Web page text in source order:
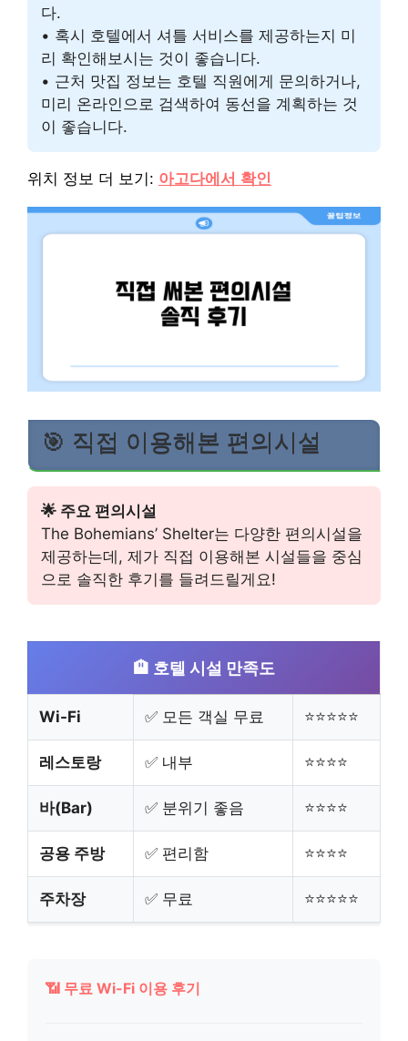
다.
• 혹시 호텔에서 셔틀 서비스를 제공하는지 미
리 확인해보시는 것이 좋습니다.
• 근처 맛집 정보는 호텔 직원에게 문의하거나,
미리 온라인으로 검색하여 동선을 계획하는 것
이 좋습니다.
위치 정보 더 보기: 아고다에서 확인
🎯 직접 이용해본 편의시설
🌟 주요 편의시설
The Bohemians’ Shelter는 다양한 편의시설을
제공하는데, 제가 직접 이용해본 시설들을 중심
으로 솔직한 후기를 들려드릴게요!
🏨 호텔 시설 만족도
Wi-Fi ✅ 모든 객실 무료 ⭐⭐⭐⭐⭐
레스토랑 ✅ 내부 ⭐⭐⭐⭐
바(Bar) ✅ 분위기 좋음 ⭐⭐⭐⭐
공용 주방 ✅ 편리함 ⭐⭐⭐⭐
주차장 ✅ 무료 ⭐⭐⭐⭐⭐
📶 무료 Wi-Fi 이용 후기